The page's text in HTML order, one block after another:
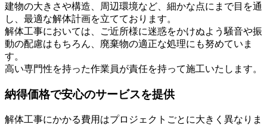
建物の大きさや構造、周辺環境など、細かな点にまで目を通
し、最適な解体計画を立てております。
解体工事においては、ご近所様に迷惑をかけぬよう騒音や振
動の配慮はもちろん、廃棄物の適正な処理にも努めていま
す。
高い専門性を持った作業員が責任を持って施工いたします。
納得価格で安心のサービスを提供
解体工事にかかる費用はプロジェクトごとに大きく異なりま